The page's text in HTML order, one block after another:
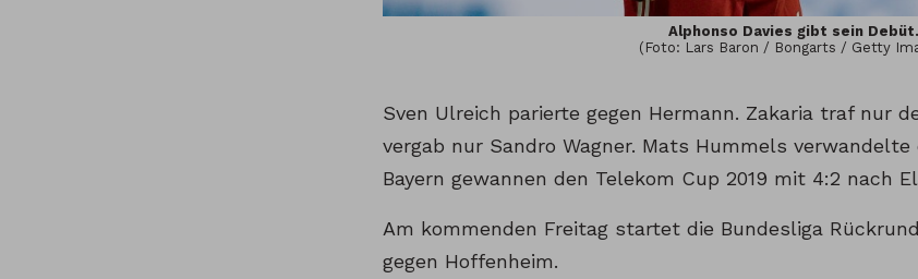
Alphonso Davies gibt sein Debüt.
(Foto: Lars Baron / Bongarts / Getty
Sven Ulreich parierte gegen Hermann. Zakaria traf nur
vergab nur Sandro Wagner. Mats Hummels
Bayern gewannen den Telekom Cup 2019 mit 4:2 nach
Am kommenden Freitag startet die Bundesliga
gegen Hoffenheim.